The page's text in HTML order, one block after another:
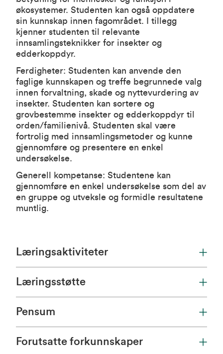
økosystemer. Studenten kan også oppdatere
sin kunnskap innen fagområdet. I tillegg
kjenner studenten til relevante
innsamlingsteknikker for insekter og
edderkoppdyr.
Ferdigheter: Studenten kan anvende den
faglige kunnskapen og treffe begrunnede valg
innen forvaltning, skade og nyttevurdering av
insekter. Studenten kan sortere og
grovbestemme insekter og edderkoppdyr til
orden/familienivå. Studenten skal være
fortrolig med innsamlingsmetoder og kunne
gjennomføre og presentere en enkel
undersøkelse.
Generell kompetanse: Studentene kan
gjennomføre en enkel undersøkelse som del av
en gruppe og utveksle og formidle resultatene
muntlig.
Læringsaktiviteter
Læringsstøtte
Pensum
Forutsatte forkunnskaper